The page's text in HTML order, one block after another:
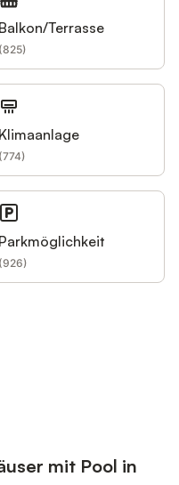
Balkon/Terrasse
(825)
Klimaanlage
(774)
Parkmöglichkeit
(926)
mit Pool in